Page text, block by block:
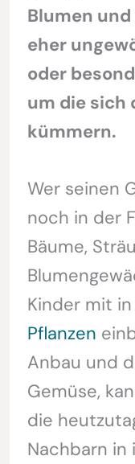
Blumen
eher
oder
um die sich
kümmern.
Wer seinen
noch in der
Bäume,
Kinder mit
Pflanzen
Anbau und
Gemüse,
die
Nachbarn in